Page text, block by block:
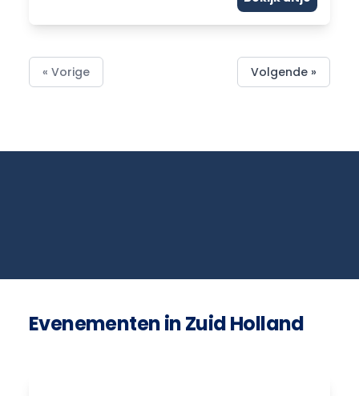
« Vorige Volgende »
Evenementen in Zuid Holland